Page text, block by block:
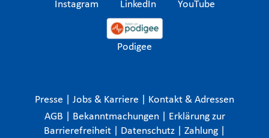
Instagram LinkedIn YouTube
Podigee
Presse Jobs & Karriere
Kontakt & Adressen
AGB
Bekanntmachungen
Erklärung zur
Barrierefreiheit
Datenschutz Zahlung